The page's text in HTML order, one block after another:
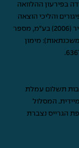
בפירעון ההלוואה
והליכי הוצאה
לפועל. הגורם המממן: מימון ישיר מקבוצת ישיר (2006) בע"מ, מספר
(משכנתאות): מימון
תשלום עמלת
המסלול
הגרייס נצברת